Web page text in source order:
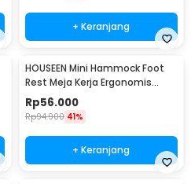
+ Keranjang
HOUSEEN Mini Hammock Foot
Rest Meja Kerja Ergonomis
Sandaran Kaki
Rp56.000
Rp94.900 41%
+ Keranjang